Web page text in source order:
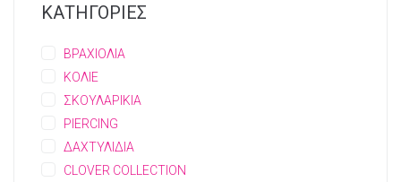
ΚΑΤΗΓΟΡΙΕΣ
ΒΡΑΧΙΟΛΙΑ
ΚΟΛΙΕ
ΣΚΟΥΛΑΡΙΚΙΑ
PIERCING
ΔΑΧΤΥΛΙΔΙΑ
CLOVER COLLECTION